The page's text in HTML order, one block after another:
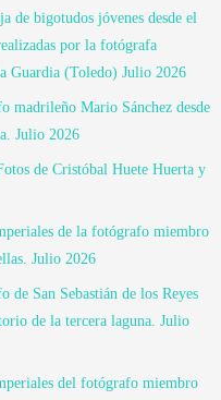
de bigotudos jóvenes desde el
por la fotógrafa
Guardia (Toledo) Julio 2026
madrileño Mario Sánchez desde
Julio 2026
de Cristóbal Huete Huerta y
de la fotógrafo miembro
Julio 2026
San Sebastián de los Reyes
de la tercera laguna. Julio
del fotógrafo miembro